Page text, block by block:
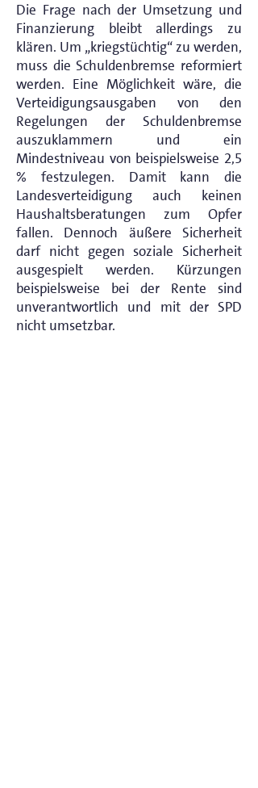
Die Frage nach der Umsetzung und
Finanzierung bleibt allerdings zu
klären. Um „kriegstüchtig“ zu werden,
muss die Schuldenbremse reformiert
werden. Eine Möglichkeit wäre, die
Verteidigungsausgaben von den
Regelungen der Schuldenbremse
auszuklammern und ein
Mindestniveau von beispielsweise 2,5
% festzulegen. Damit kann die
Landesverteidigung auch keinen
Haushaltsberatungen zum Opfer
fallen. Dennoch äußere Sicherheit
darf nicht gegen soziale Sicherheit
ausgespielt werden. Kürzungen
beispielsweise bei der Rente sind
unverantwortlich und mit der SPD
nicht umsetzbar.